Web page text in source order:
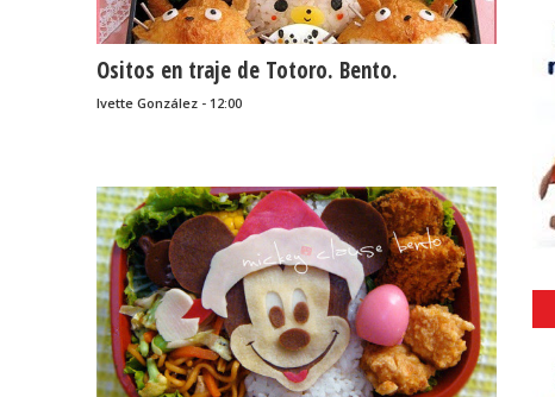
Ositos en traje de Totoro. Bento.
Ivette González - 12:00